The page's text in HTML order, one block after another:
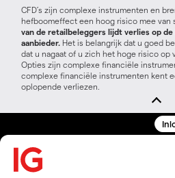
CFD’s zijn complexe instrumenten en
hefboomeffect een hoog risico mee van
van de retailbeleggers lijdt verlies op de
aanbieder. Het is belangrijk dat u goed
dat u nagaat of u zich het hoge risico op
Opties zijn complexe financiële
complexe financiële instrumenten kent
oplopende verliezen.